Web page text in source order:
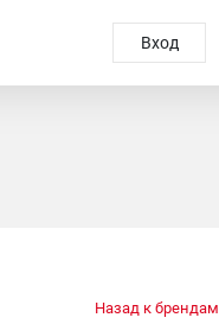
Вход
Назад к брендам